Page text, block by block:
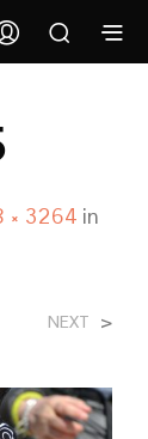
× 3264 in
NEXT >